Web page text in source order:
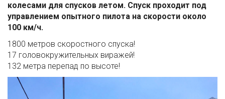
колесами для спусков летом. Спуск проходит под
управлением опытного пилота на скорости около
100 км/ч.
1800 метров скоростного спуска!
17 головокружительных виражей!
132 метра перепад по высоте!